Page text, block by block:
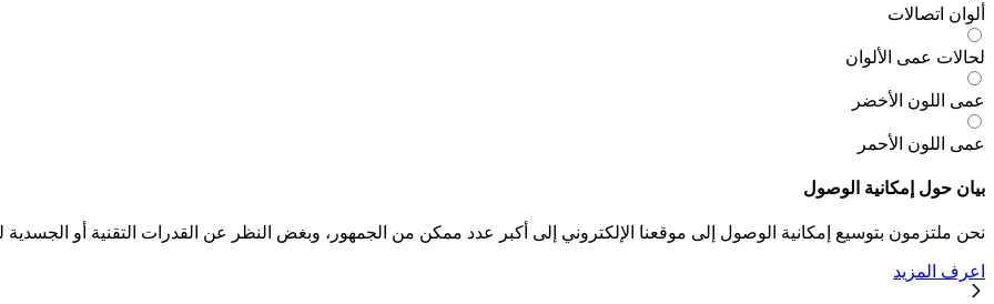
ألوان اتصالات
لحالات عمى الألوان
عمى اللون الأخضر
عمى اللون الأحمر
بيان حول إمكانية الوصول
نحن ملتزمون بتوسيع إمكانية الوصول إلى موقعنا الإلكتروني إلى أكبر عدد ممكن من الجمهور، وبغض النظر عن القدرات التقنية أو الجسدية
اعرف المزيد